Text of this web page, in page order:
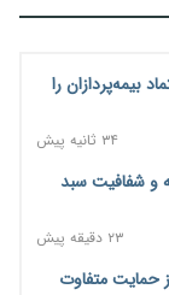
بیمه‌پردازان را
۳۴ ثانیه پیش
و شفافیت سبد
۲۳ دقیقه پیش
حمایت متفاوت